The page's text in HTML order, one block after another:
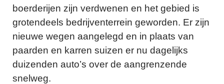
boerderijen zijn verdwenen en het gebied is
grotendeels bedrijventerrein geworden. Er zijn
nieuwe wegen aangelegd en in plaats van
paarden en karren suizen er nu dagelijks
duizenden auto’s over de aangrenzende
snelweg.